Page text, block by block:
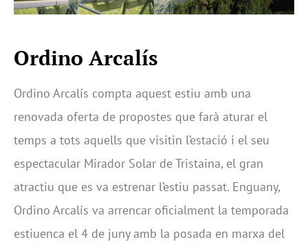
Ordino Arcalís
Ordino Arcalís compta aquest estiu amb una
renovada oferta de propostes que farà aturar el
temps a tots aquells que visitin l’estació i el seu
espectacular Mirador Solar de Tristaina, el gran
atractiu que es va estrenar l’estiu passat. Enguany,
Ordino Arcalís va arrencar oficialment la temporada
estiuenca el 4 de juny amb la posada en marxa del